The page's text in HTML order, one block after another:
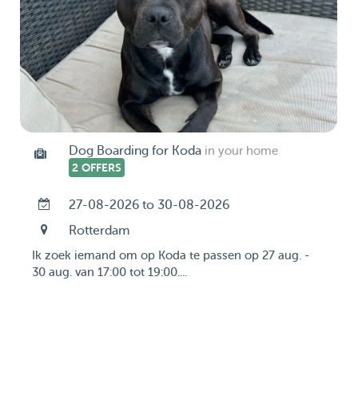
Dog Boarding for Koda in your home
2 OFFERS
27-08-2026 to 30-08-2026
Rotterdam
Ik zoek iemand om op Koda te passen op 27 aug. -
30 aug. van 17:00 tot 19:00....